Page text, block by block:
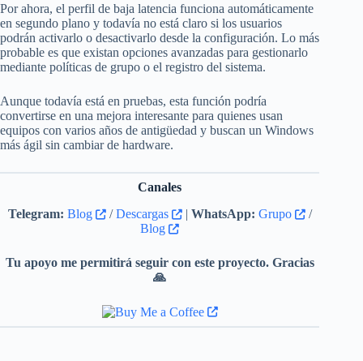
Por ahora, el perfil de baja latencia funciona automáticamente
en segundo plano y todavía no está claro si los usuarios
podrán activarlo o desactivarlo desde la configuración. Lo más
probable es que existan opciones avanzadas para gestionarlo
mediante políticas de grupo o el registro del sistema.
Aunque todavía está en pruebas, esta función podría
convertirse en una mejora interesante para quienes usan
equipos con varios años de antigüedad y buscan un Windows
más ágil sin cambiar de hardware.
Canales
Telegram: Blog /Descargas | WhatsApp: Grupo
/
Blog
Tu apoyo me permitirá seguir con este proyecto. Gracias
🙏